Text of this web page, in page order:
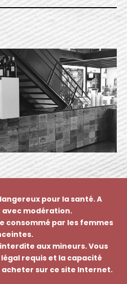
pour la santé. A
modération.
consommé par les femmes
aux mineurs. Vous
requis et la capacité
sur ce site Internet.